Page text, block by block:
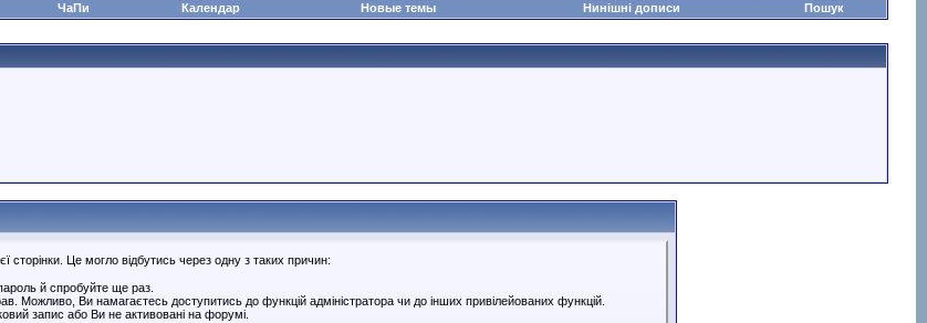
ЧаПи Календар Новые темы Нинішні дописи Пошук
Це могло відбутись через одну з таких причин:
й спробуйте ще раз.
Можливо, Ви намагаєтесь доступитись до функцій адміністратора чи до інших привілейованих функцій.
запис або Ви не активовані на форумі.